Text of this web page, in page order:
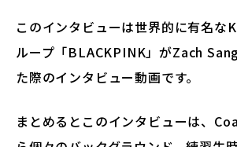
このインタビューは世界的に有名な
ループ「BLACKPINK」がZach
た際のインタビュー動画です。
まとめるとこのインタビューは、